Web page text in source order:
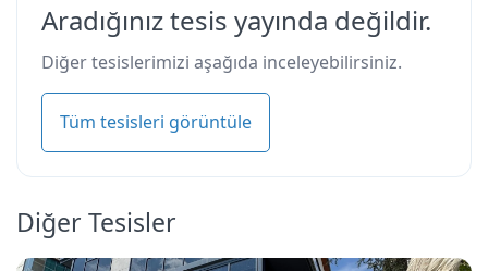
Aradığınız tesis yayında değildir.
Diğer tesislerimizi aşağıda inceleyebilirsiniz.
Tüm tesisleri görüntüle
Diğer Tesisler